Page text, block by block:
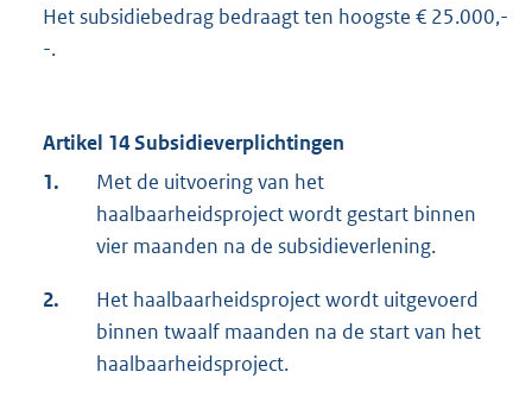
Het subsidiebedrag bedraagt ten hoogste € 25.000,-
-.
Artikel 14 Subsidieverplichtingen
1.
Met de uitvoering van het
haalbaarheidsproject wordt gestart binnen
vier maanden na de subsidieverlening.
2.
Het haalbaarheidsproject wordt uitgevoerd
binnen twaalf maanden na de start van het
haalbaarheidsproject.